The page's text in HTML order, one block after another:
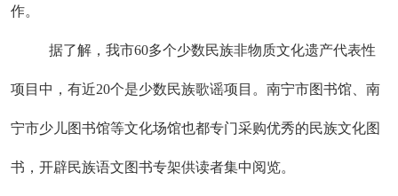
作。
据了解，我市60多个少数民族非物质文化遗产代表性
项目中，有近20个是少数民族歌谣项目。南宁市图书馆、南
宁市少儿图书馆等文化场馆也都专门采购优秀的民族文化图
书，开辟民族语文图书专架供读者集中阅览。